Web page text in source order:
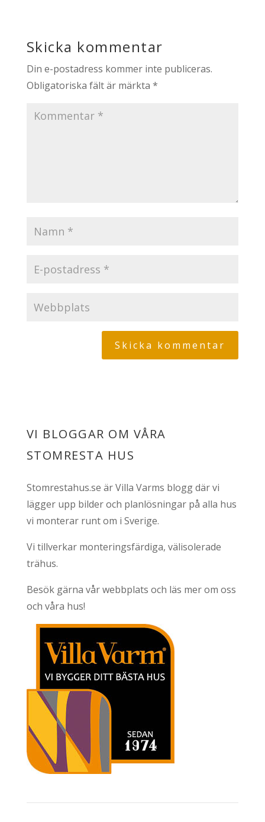
Skicka kommentar
Din e-postadress kommer inte publiceras.
Obligatoriska fält är märkta *
VI BLOGGAR OM VÅRA
STOMRESTA HUS
Stomrestahus.se är Villa Varms blogg där vi
lägger upp bilder och planlösningar på alla hus
vi monterar runt om i Sverige.
Vi tillverkar monteringsfärdiga, välisolerade
trähus.
Besök gärna vår webbplats och läs mer om oss
och våra hus!